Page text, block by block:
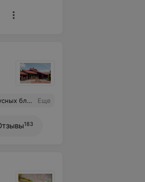
Рекомендую) Еще
183